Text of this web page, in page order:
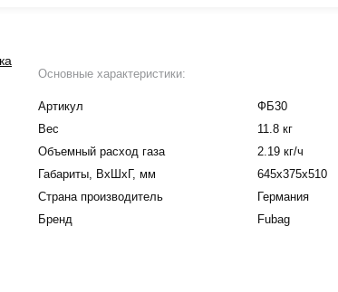
Основные характеристики:
Артикул
ФБ30
Вес
11.8 кг
Объемный расход газа
2.19 кг/ч
Габариты, BxШxГ, мм
645x375x510
Страна производитель
Германия
Бренд
Fubag